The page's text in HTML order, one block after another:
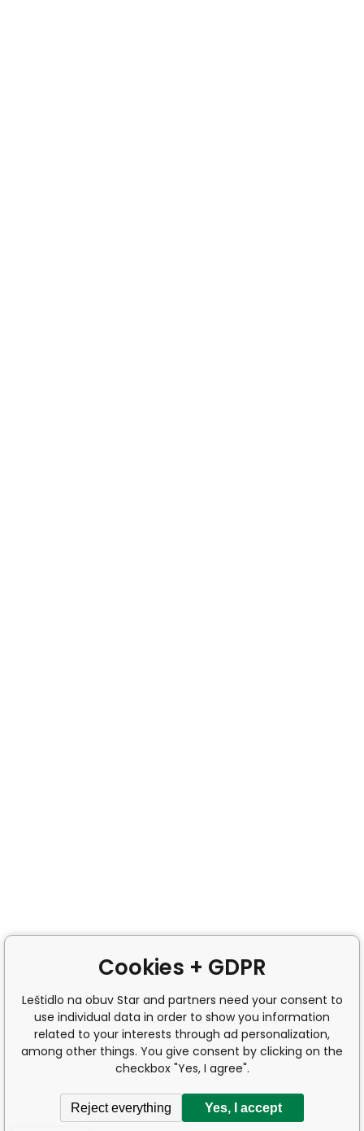
Cookies + GDPR
Leštidlo na obuv Star and partners need your consent to
use individual data in order to show you information
related to your interests through ad personalization,
among other things. You give consent by clicking on the
checkbox "Yes, I agree".
Reject everything Yes, I accept